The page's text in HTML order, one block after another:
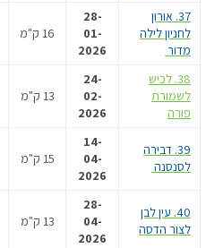
37. אורון
לחניון לילה
מדור
28-
01-
2026
16 ק"מ
38. לכיש
לשמורת
פורה
24-
02-
2026
13 ק"מ
39. דבירה
לסנסנה
14-
04-
2026
15 ק"מ
40. עין לבן
לצור הדסה
28-
04-
2026
13 ק"מ